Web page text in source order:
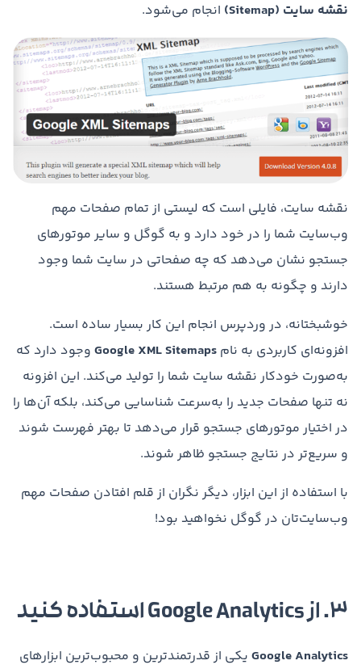
نقشه سایت (Sitemap) انجام می‌شود.
نقشه سایت، فایلی است که لیستی از تمام صفحات مهم
وب‌سایت شما را در خود دارد و به گوگل و سایر موتورهای
جستجو نشان می‌دهد که چه صفحاتی در سایت شما وجود
دارند و چگونه به هم مرتبط هستند.
خوشبختانه، در وردپرس انجام این کار بسیار ساده است.
افزونه‌ای کاربردی به نام Google XML Sitemaps وجود دارد که
به‌صورت خودکار نقشه سایت شما را تولید می‌کند. این افزونه
نه تنها صفحات جدید را به‌سرعت شناسایی می‌کند، بلکه آن‌ها را
در اختیار موتورهای جستجو قرار می‌دهد تا بهتر فهرست شوند
و سریع‌تر در نتایج جستجو ظاهر شوند.
با استفاده از این ابزار، دیگر نگران از قلم افتادن صفحات مهم
وب‌سایت‌تان در گوگل نخواهید بود!
۳. از Google Analytics استفاده کنید
Google Analytics یکی از قدرتمندترین و محبوب‌ترین ابزارهای